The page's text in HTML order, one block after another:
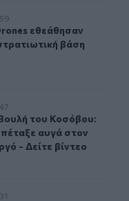
από στρατιωτική
εθεάθησαν πάνω
εθεάθησαν
βάση
πέταξε
του Κοσόβου:
του Κοσόβου:
αυγά στον
- Δείτε βίντεο
θα